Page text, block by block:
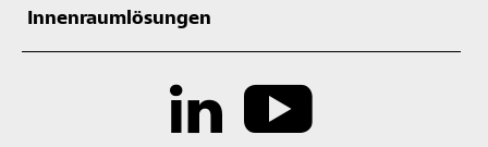
Innenraumlösungen